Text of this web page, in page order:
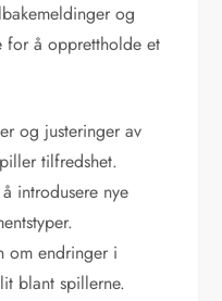
og
for å opprettholde et
og justeringer av
tilfredshet.
introdusere nye
om endringer i
blant spillerne.